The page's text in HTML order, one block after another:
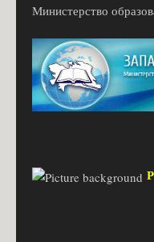
Министерство